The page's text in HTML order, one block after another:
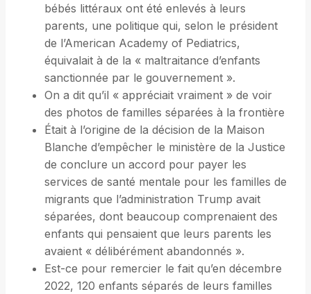
bébés littéraux ont été enlevés à leurs
parents, une politique qui, selon le président
de l’American Academy of Pediatrics,
équivalait à de la « maltraitance d’enfants
sanctionnée par le gouvernement ».
On a dit qu’il « appréciait vraiment » de voir
des photos de familles séparées à la frontière
Était à l’origine de la décision de la Maison
Blanche d’empêcher le ministère de la Justice
de conclure un accord pour payer les
services de santé mentale pour les familles de
migrants que l’administration Trump avait
séparées, dont beaucoup comprenaient des
enfants qui pensaient que leurs parents les
avaient « délibérément abandonnés ».
Est-ce pour remercier le fait qu’en décembre
2022, 120 enfants séparés de leurs familles